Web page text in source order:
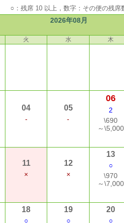
○：残席 10 以上，数字：その便の残
2026年08月
火 水 木
04
-
05
-
06
2
\690
～\5,000
11
×
12
×
13
○
\970
～\7,000
18
○
19
○
20
○